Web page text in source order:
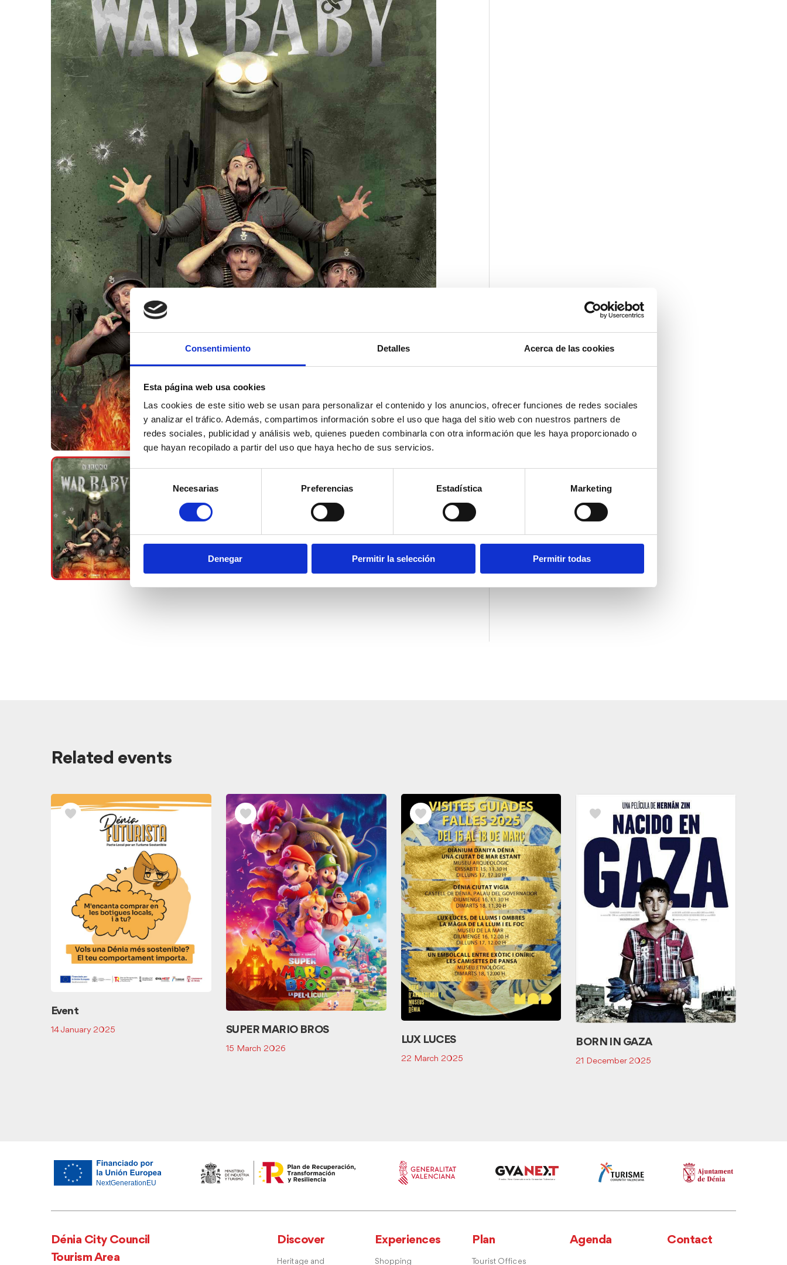
Consentimiento Detalles Acerca de las cookies
Esta página web usa cookies
Las cookies de este sitio web se usan para personalizar el contenido y los anuncios, ofrecer funciones de redes sociales
y analizar el tráfico. Además, compartimos información sobre el uso que haga del sitio web con nuestros partners de
redes sociales, publicidad y análisis web, quienes pueden combinarla con otra información que les haya proporcionado o
que hayan recopilado a partir del uso que haya hecho de sus servicios.
consentimiento
Necesarias Preferencias Estadística Marketing
Denegar Permitir la selección Permitir todas
Related events
View
Event
14 January 2025 SUPER MARIO BROS
15 March 2026
LUX LUCES
22 March 2025
BORN IN GAZA
21 December 2025
Dénia City Council
Tourism Area
Discover
Heritage and
Experiences
Shopping
Plan
Tourist Offices
Agenda Contact